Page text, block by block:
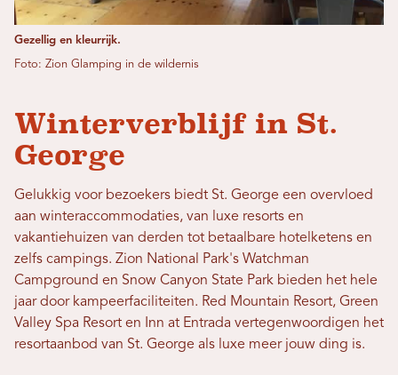
Gezellig en kleurrijk.
Foto: Zion Glamping in de wildernis
Winterverblijf in St.
George
Gelukkig voor bezoekers biedt St. George een overvloed
aan winteraccommodaties, van luxe resorts en
vakantiehuizen van derden tot betaalbare hotelketens en
zelfs campings. Zion National Park's Watchman
Campground en Snow Canyon State Park bieden het hele
jaar door kampeerfaciliteiten. Red Mountain Resort, Green
Valley Spa Resort en Inn at Entrada vertegenwoordigen het
resortaanbod van St. George als luxe meer jouw ding is.